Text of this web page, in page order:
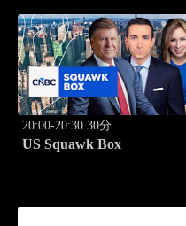
20:00-20:30 30分
US Squawk Box